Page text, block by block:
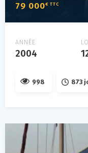
79 000€ TTC
ANNÉE
2004
998 873